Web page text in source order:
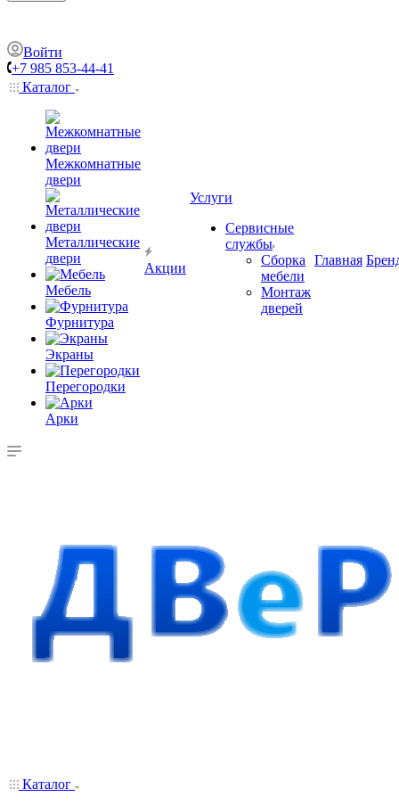
Войти
+7 985 853-44-41
Каталог
Межкомнатные
двери
Металлические
двери
Мебель
Фурнитура
Экраны
Перегородки
Арки
Акции
Услуги
Сервисные
службы
Сборка
мебели
Монтаж
дверей
Главная
Каталог